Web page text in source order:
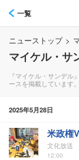
一覧
ニューストップ >
マイケル・サ
『マイケル・サンデル
ースを掲載しています。
2025年5月28日
米政権
文化放送
12:00